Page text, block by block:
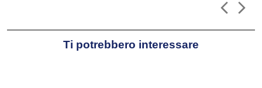
Ti potrebbero interessare